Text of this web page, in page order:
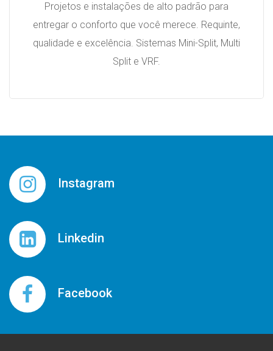
Projetos e instalações de alto padrão para
entregar o conforto que você merece. Requinte,
qualidade e excelência. Sistemas Mini-Split, Multi
Split e VRF.
Instagram
Linkedin
Facebook